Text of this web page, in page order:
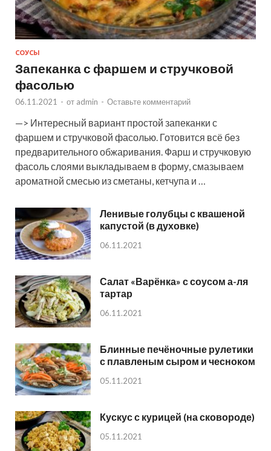
СОУСЫ
Запеканка с фаршем и стручковой
фасолью
06.11.2021 - от admin - Оставьте комментарий
—> Интересный вариант простой запеканки с
фаршем и стручковой фасолью. Готовится всё без
предварительного обжаривания. Фарш и стручковую
фасоль слоями выкладываем в форму, смазываем
ароматной смесью из сметаны, кетчупа и …
Ленивые голубцы с квашеной
капустой (в духовке)
06.11.2021
Салат «Варёнка» с соусом а-ля
тартар
06.11.2021
Блинные печёночные рулетики
с плавленым сыром и чесноком
05.11.2021
Кускус с курицей (на сковороде)
05.11.2021